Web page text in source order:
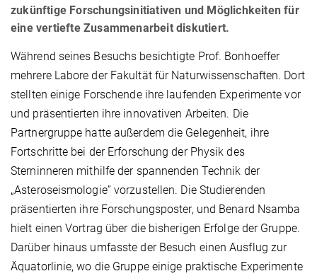
zukünftige Forschungsinitiativen und Möglichkeiten für
eine vertiefte Zusammenarbeit diskutiert.
Während seines Besuchs besichtigte Prof. Bonhoeffer
mehrere Labore der Fakultät für Naturwissenschaften. Dort
stellten einige Forschende ihre laufenden Experimente vor
und präsentierten ihre innovativen Arbeiten. Die
Partnergruppe hatte außerdem die Gelegenheit, ihre
Fortschritte bei der Erforschung der Physik des
Sterninneren mithilfe der spannenden Technik der
„Asteroseismologie” vorzustellen. Die Studierenden
präsentierten ihre Forschungsposter, und Benard Nsamba
hielt einen Vortrag über die bisherigen Erfolge der Gruppe.
Darüber hinaus umfasste der Besuch einen Ausflug zur
Äquatorlinie, wo die Gruppe einige praktische Experimente